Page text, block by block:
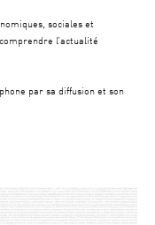
sociales et
l’actualité
par sa diffusion et son